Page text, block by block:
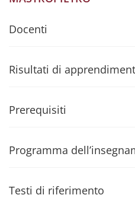
Docenti
Risultati di
Prerequisiti
Programma
Testi di riferimento